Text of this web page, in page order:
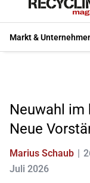
Markt &
Neuwahl im
Neue
Marius Schaub
Juli 2026